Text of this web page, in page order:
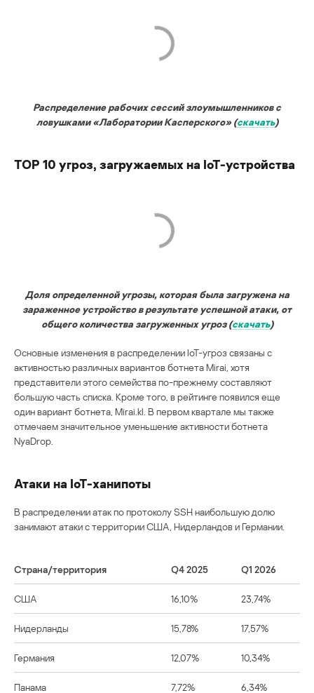
Распределение рабочих сессий злоумышленников с
ловушками «Лаборатории Касперского» (скачать)
TOP 10 угроз, загружаемых на IoT-устройства
Доля определенной угрозы, которая была загружена на
зараженное устройство в результате успешной атаки, от
общего количества загруженных угроз (скачать)
Основные изменения в распределении IoT-угроз связаны с
активностью различных вариантов ботнета Mirai, хотя
представители этого семейства по-прежнему составляют
большую часть списка. Кроме того, в рейтинге появился еще
один вариант ботнета, Mirai.kl. В первом квартале мы также
отмечаем значительное уменьшение активности ботнета
NyaDrop.
Атаки на IoT-ханипоты
В распределении атак по протоколу SSH наибольшую долю
занимают атаки с территории США, Нидерландов и Германии.
Страна/территория Q4 2025 Q1 2026
США 16,10% 23,74%
Нидерланды 15,78% 17,57%
Германия 12,07% 10,34%
Панама 7,72% 6,34%